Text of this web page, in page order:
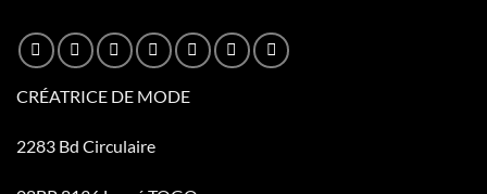
CRÉATRICE DE MODE
2283 Bd Circulaire